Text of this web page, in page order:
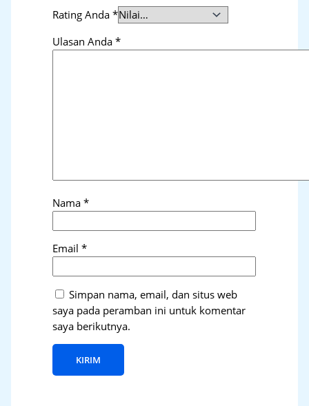
Rating Anda*
Ulasan Anda*
Nama*
Email*
Simpan nama, email, dan situs web
saya pada peramban ini untuk komentar
saya berikutnya.